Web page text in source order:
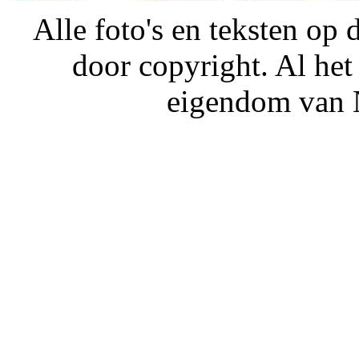
Alle foto's en teksten op
door copyright. Al het
eigendom